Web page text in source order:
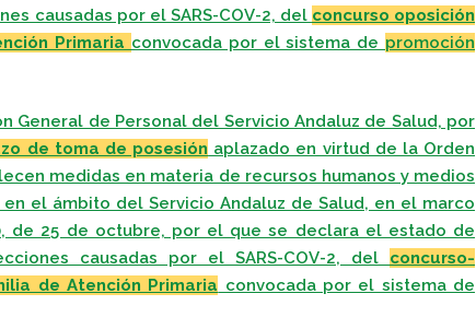
causadas por el SARS-COV-2, del concurso oposición
Primaria convocada por el sistema de promoción
General de Personal del Servicio Andaluz de Salud, por
de toma de posesión aplazado en virtud de la Orden
medidas en materia de recursos humanos y medios
el ámbito del Servicio Andaluz de Salud, en el marco
de 25 de octubre, por el que se declara el estado de
causadas por el SARS-COV-2, del concurso-
de Atención Primaria convocada por el sistema de